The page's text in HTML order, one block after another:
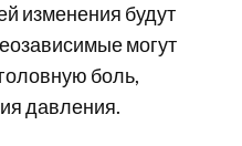
изменения будут
могут
боль,
давления.